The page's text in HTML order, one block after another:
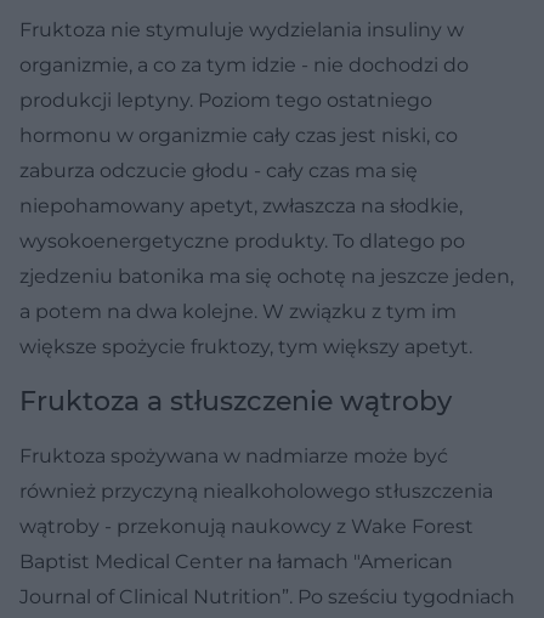
Fruktoza nie stymuluje wydzielania insuliny w
organizmie, a co za tym idzie - nie dochodzi do
produkcji leptyny. Poziom tego ostatniego
hormonu w organizmie cały czas jest niski, co
zaburza odczucie głodu - cały czas ma się
niepohamowany apetyt, zwłaszcza na słodkie,
wysokoenergetyczne produkty. To dlatego po
zjedzeniu batonika ma się ochotę na jeszcze jeden,
a potem na dwa kolejne. W związku z tym im
większe spożycie fruktozy, tym większy apetyt.
Fruktoza a stłuszczenie wątroby
Fruktoza spożywana w nadmiarze może być
również przyczyną niealkoholowego stłuszczenia
wątroby - przekonują naukowcy z Wake Forest
Baptist Medical Center na łamach "American
Journal of Clinical Nutrition”. Po sześciu tygodniach